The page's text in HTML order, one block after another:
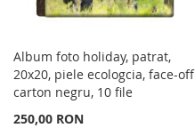
Album foto holiday, patrat,
20x20, piele ecologcia, face-off
carton negru, 10 file
250,00 RON